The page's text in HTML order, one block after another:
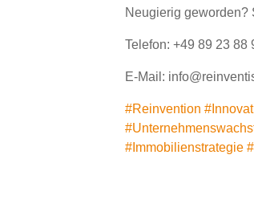
Neugierig geworden?
Telefon: +49 89 23 88
E-Mail:
#Reinvention #
#
# Immobilienstrategie